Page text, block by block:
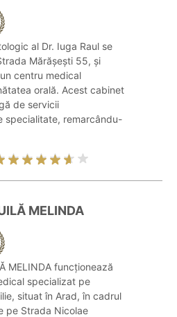
al Dr. Iuga Raul se
Mărășești 55, și
centru medical
orală. Acest cabinet
de servicii
specialitate, remarcându-
MELINDA
MELINDA funcționează
specializat pe
situat în Arad, în cadrul
pe Strada Nicolae